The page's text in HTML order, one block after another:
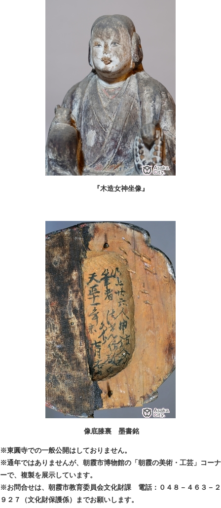
『木造女神坐像』
像底膝裏 墨書銘
※東圓寺での一般公開はしておりません。
※通年ではありませんが、朝霞市博物館の「朝霞の美術・工芸」コーナ
ーで、 複製を展示しています。
※お問合せは、朝霞市教育委員会文化財課 電話：０４８－４６３－２
９２７（文化財保護係）までお願いします。